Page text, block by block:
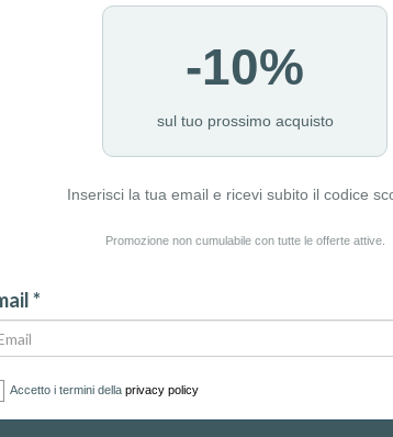
GIOIELLI MODA OROLOGI
-10%
sul tuo prossimo acquisto
Inserisci la tua email e ricevi subito il codice
Promozione non cumulabile con tutte le offerte attive.
*
Accetto i termini della privacy policy